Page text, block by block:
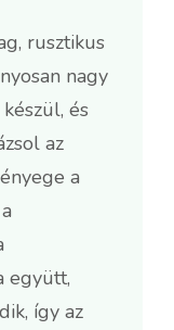
rusztikus
nagy
és
az
a
együtt,
így az